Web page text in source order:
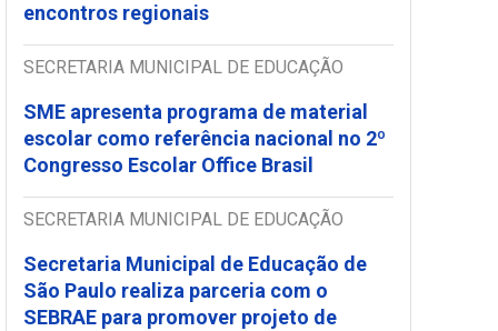
encontros regionais
SECRETARIA MUNICIPAL DE EDUCAÇÃO
SME apresenta programa de material
escolar como referência nacional no 2º
Congresso Escolar Office Brasil
SECRETARIA MUNICIPAL DE EDUCAÇÃO
Secretaria Municipal de Educação de
São Paulo realiza parceria com o
SEBRAE para promover projeto de